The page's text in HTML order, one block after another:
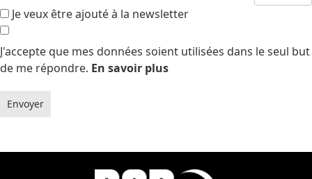
Je veux être ajouté à la newsletter
J'accepte que mes données soient utilisées dans le seul but
de me répondre. En savoir plus
Envoyer